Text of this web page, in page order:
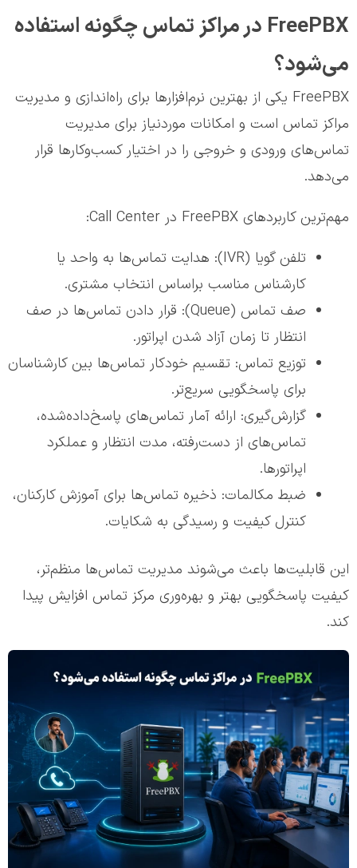
FreePBX در مراکز تماس چگونه استفاده
می‌شود؟
FreePBX یکی از بهترین نرم‌افزارها برای راه‌اندازی و مدیریت
مراکز تماس است و امکانات موردنیاز برای مدیریت
تماس‌های ورودی و خروجی را در اختیار کسب‌وکارها قرار
می‌دهد.
مهم‌ترین کاربردهای FreePBX در Call Center:
تلفن گویا (IVR): هدایت تماس‌ها به واحد یا
کارشناس مناسب براساس انتخاب مشتری.
صف تماس (Queue): قرار دادن تماس‌ها در صف
انتظار تا زمان آزاد شدن اپراتور.
توزیع تماس: تقسیم خودکار تماس‌ها بین کارشناسان
برای پاسخگویی سریع‌تر.
گزارش‌گیری: ارائه آمار تماس‌های پاسخ‌داده‌شده،
تماس‌های از دست‌رفته، مدت انتظار و عملکرد
اپراتورها.
ضبط مکالمات: ذخیره تماس‌ها برای آموزش کارکنان،
کنترل کیفیت و رسیدگی به شکایات.
این قابلیت‌ها باعث می‌شوند مدیریت تماس‌ها منظم‌تر،
کیفیت پاسخگویی بهتر و بهره‌وری مرکز تماس افزایش پیدا
کند.